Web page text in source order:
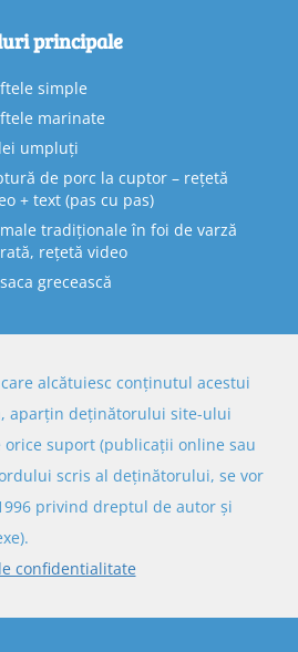
principale
simple
marinate
umpluți
de porc la cuptor – rețetă
+ text (pas cu pas)
tradiționale în foi de varză
rețetă video
grecească
alcătuiesc conținutul acestui
aparțin deținătorului site-ului
suport (publicații online sau
scris al deținătorului, se vor
privind dreptul de autor și
confidentialitate